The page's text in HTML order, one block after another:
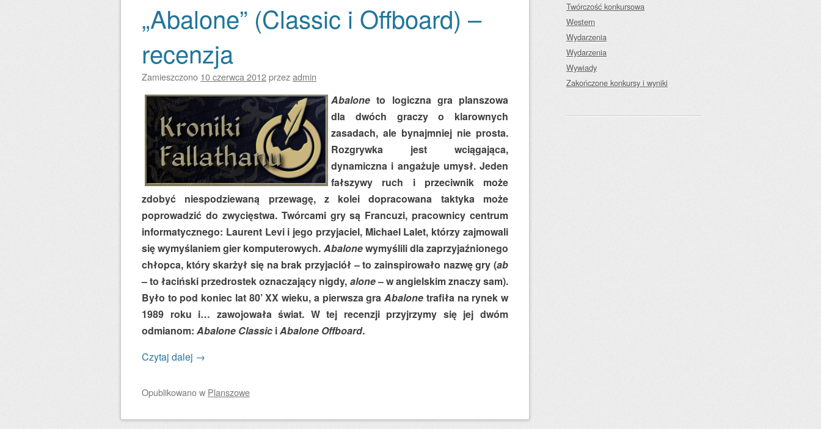
„Abalone” (Classic i Offboard) –
recenzja
Zamieszczono 10 czerwca 2012przezadmin
Abalone to logiczna gra planszowa
dla dwóch graczy o klarownych
zasadach, ale bynajmniej nie prosta.
Rozgrywka jest wciągająca,
dynamiczna i angażuje umysł. Jeden
fałszywy ruch i przeciwnik może
zdobyć niespodziewaną przewagę, z kolei dopracowana taktyka może
poprowadzić do zwycięstwa. Twórcami gry są Francuzi, pracownicy centrum
informatycznego: Laurent Levi i jego przyjaciel, Michael Lalet, którzy zajmowali
się wymyślaniem gier komputerowych. Abalonewymyślili dla zaprzyjaźnionego
chłopca, który skarżył się na brak przyjaciół – to zainspirowało nazwę gry (ab
– to łaciński przedrostek oznaczający nigdy, alone– w angielskim znaczy sam).
Było to pod koniec lat 80’ XX wieku, a pierwsza graAbalone trafiła na rynek w
1989 roku i… zawojowała świat. W tej recenzji przyjrzymy się jej dwóm
odmianom: Abalone Classic iAbalone Offboard.
Czytaj dalej →
Opublikowanow Planszowe
Twórczość konkursowa
Western
Wydarzenia
Wydarzenia
Wywiady
Zakończone konkursy i wyniki